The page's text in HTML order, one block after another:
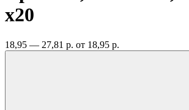
x20
18,95 — 27,81 р. от 18,95 р.